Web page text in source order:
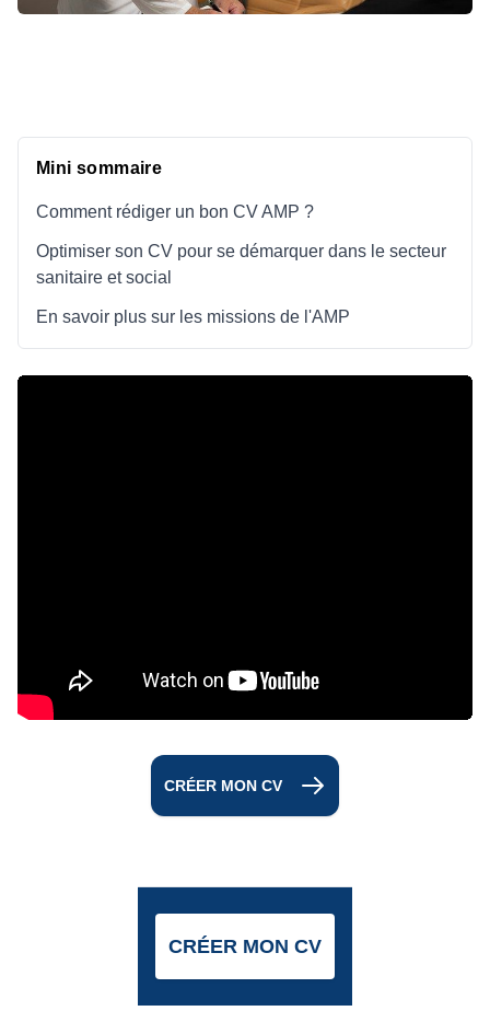
Mini sommaire
Comment rédiger un bon CV AMP ?
Optimiser son CV pour se démarquer dans le secteur
sanitaire et social
En savoir plus sur les missions de l'AMP
CRÉER MON CV
CRÉER MON CV